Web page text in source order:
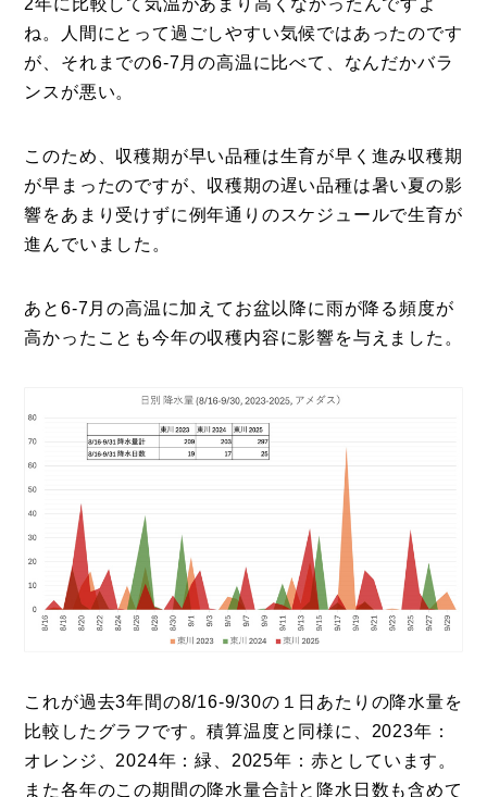
2年に比較して気温があまり高くなかったんですよ
ね。人間にとって過ごしやすい気候ではあったのです
が、それまでの6-7月の高温に比べて、なんだかバラ
ンスが悪い。
このため、収穫期が早い品種は生育が早く進み収穫期
が早まったのですが、収穫期の遅い品種は暑い夏の影
響をあまり受けずに例年通りのスケジュールで生育が
進んでいました。
あと6-7月の高温に加えてお盆以降に雨が降る頻度が
高かったことも今年の収穫内容に影響を与えました。
これが過去3年間の8/16-9/30の１日あたりの降水量を
比較したグラフです。積算温度と同様に、2023年：
オレンジ、2024年：緑、2025年：赤としています。
また各年のこの期間の降水量合計と降水日数も含めて